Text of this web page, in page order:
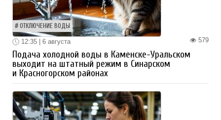
ОТКЛЮЧЕНИЕ ВОДЫ
579
12:35 | 6 августа
Подача холодной воды в Каменске-Уральском
выходит на штатный режим в Синарском
и Красногорском районах